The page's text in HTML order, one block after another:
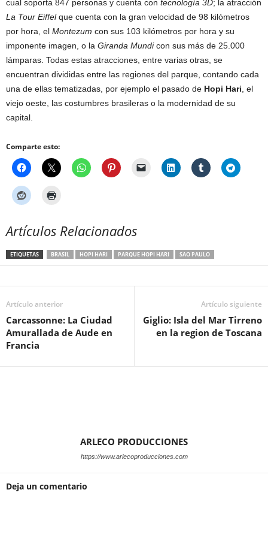
cual soporta 847 personas y cuenta con tecnología 3D; la atracción
La Tour Eiffelque cuenta con la gran velocidad de 98 kilómetros
por hora, el Montezum con sus 103 kilómetros por hora y su
imponente imagen, o la Giranda Mundicon sus más de 25.000
lámparas. Todas estas atracciones, entre varias otras, se
encuentran divididas entre las regiones del parque, contando cada
una de ellas tematizadas, por ejemplo el pasado de Hopi Hari , el
viejo oeste, las costumbres brasileras o la modernidad de su
capital.
Comparte esto:
Artículos Relacionados
ETIQUETAS BRASIL HOPI HARI PARQUE HOPI HARI SAO PAULO
Artículo anterior
Carcassonne: La Ciudad
Amurallada de Aude en
Francia
Artículo siguiente
Giglio: Isla del Mar Tirreno
en la region de Toscana
ARLECO PRODUCCIONES
https://www.arlecoproducciones.com
Deja un comentario